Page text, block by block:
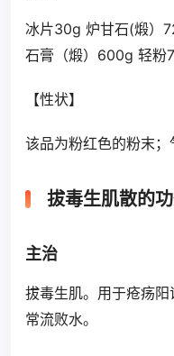
冰片30g 炉甘石(煅）
石膏（煅）600g 轻
【性状】
该品为粉红色的粉末；
拔毒生肌散的
主治
拔毒生肌。用于疮疡阳
常流败水。